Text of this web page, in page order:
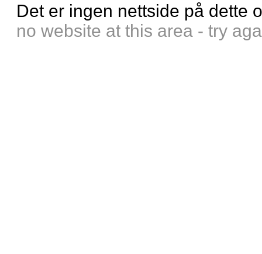
Det er ingen nettside på dette
no website at this area - try